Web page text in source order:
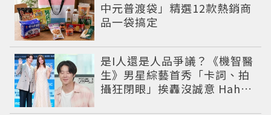
中元普渡袋」精選12款熱銷商
品一袋搞定
是I人還是人品爭議？《機智醫
生》男星綜藝首秀「卡詞、拍
攝狂閉眼」挨轟沒誠意 Haha